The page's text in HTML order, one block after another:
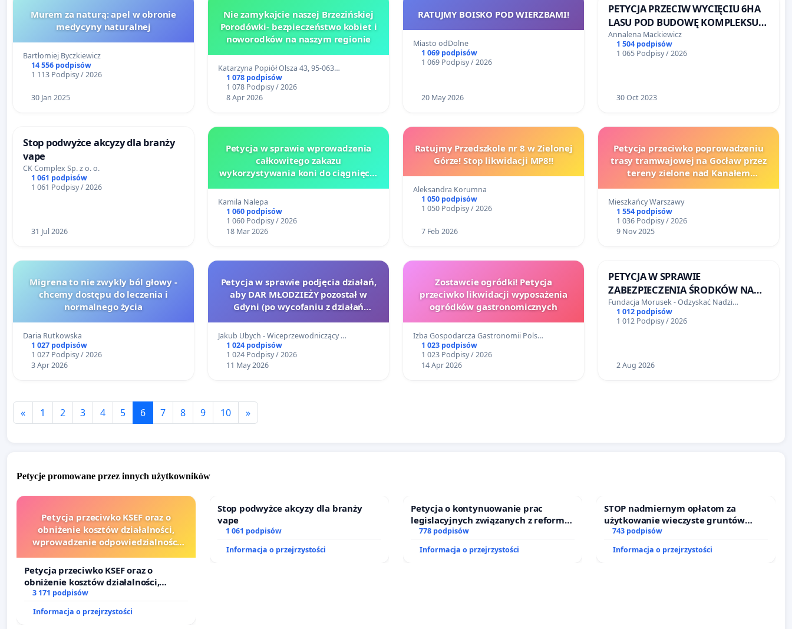
Murem za naturą: apel w obronie
medycyny naturalnej
Bartłomiej Byczkiewicz
14 556 podpisów
1 113 Podpisy / 2026
30 Jan 2025
Nie zamykajcie naszej Brzezińskiej
Porodówki- bezpieczeństwo kobiet i
noworodków na naszym regionie
Katarzyna Popiół Olsza 43, 95-063…
1 078 podpisów
1 078 Podpisy / 2026
8 Apr 2026
RATUJMY BOISKO POD WIERZBAMI!
Miasto odDolne
1 069 podpisów
1 069 Podpisy / 2026
20 May 2026
PETYCJA PRZECIW WYCIĘCIU 6HA
LASU POD BUDOWĘ KOMPLEKSU
SZKOLENIOWEGO PZPN
Annalena Mackiewicz
1 504 podpisów
1 065 Podpisy / 2026
30 Oct 2023
Stop podwyżce akcyzy dla branży
vape
CK Complex Sp. z o. o.
1 061 podpisów
1 061 Podpisy / 2026
31 Jul 2026
Petycja w sprawie wprowadzenia
całkowitego zakazu
wykorzystywania koni do ciągnięcia
Kamila Nalepa
1 060 podpisów
1 060 Podpisy / 2026
18 Mar 2026
Ratujmy Przedszkole nr 8 w Zielonej
Górze! Stop likwidacji MP8!!
Aleksandra Korumna
1 050 podpisów
1 050 Podpisy / 2026
7 Feb 2026
Petycja przeciwko poprowadzeniu
trasy tramwajowej na Gocław przez
tereny zielone nad Kanałem
Mieszkańcy Warszawy
1 554 podpisów
1 036 Podpisy / 2026
9 Nov 2025
Migrena to nie zwykly ból głowy -
chcemy dostępu do leczenia i
normalnego życia
Daria Rutkowska
1 027 podpisów
1 027 Podpisy / 2026
3 Apr 2026
Petycja w sprawie podjęcia działań,
aby DAR MŁODZIEŻY pozostał w
Gdyni (po wycofaniu z działań
Jakub Ubych - Wiceprzewodniczący …
1 024 podpisów
1 024 Podpisy / 2026
11 May 2026
Zostawcie ogródki! Petycja
przeciwko likwidacji wyposażenia
ogródków gastronomicznych
Izba Gospodarcza Gastronomii Pols…
1 023 podpisów
1 023 Podpisy / 2026
14 Apr 2026
PETYCJA W SPRAWIE
ZABEZPIECZENIA ŚRODKÓW NA
FUNKCJONOWANIE SCHRONISKA
DLA BEZDOMNYCH ZWIERZĄT W
Fundacja Morusek - Odzyskać Nadzi…
1 012 podpisów
1 012 Podpisy / 2026
2 Aug 2026
« 1 2 3 4 5 6 7 8 9 10 »
Petycje promowane przez innych użytkowników
Petycja przeciwko KSEF oraz o
obniżenie kosztów działalności,
wprowadzenie odpowiedzialności
sędziów
Petycja przeciwko KSEF oraz o
obniżenie kosztów działalności,
wprowadzenie odpowiedzialności
finansowej kluczowych urzędników i
sędziów
3 171 podpisów
Informacja o przejrzystości
Stop podwyżce akcyzy dla branży
vape
1 061 podpisów
Informacja o przejrzystości
Petycja o kontynuowanie prac
legislacyjnych związanych z reformą
prawa rodzinnego
778 podpisów
Informacja o przejrzystości
STOP nadmiernym opłatom za
użytkowanie wieczyste gruntów
zajmowanych przez rodzinne ogrody
działkowe.
743 podpisów
Informacja o przejrzystości